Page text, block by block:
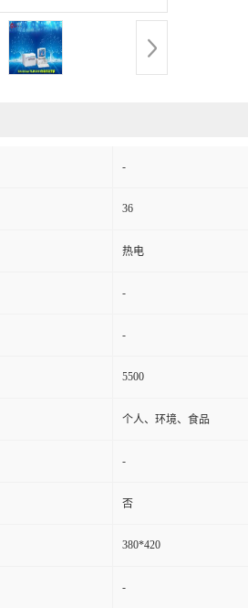
-
36
热电
-
-
5500
个人、环境、食品
-
否
380*420
-